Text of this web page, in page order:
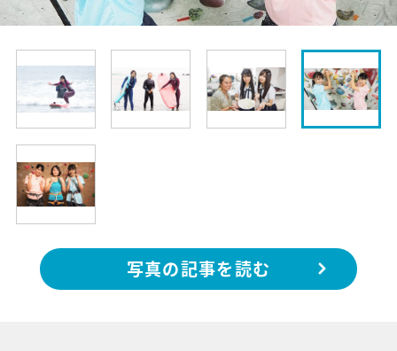
写真の記事を読む